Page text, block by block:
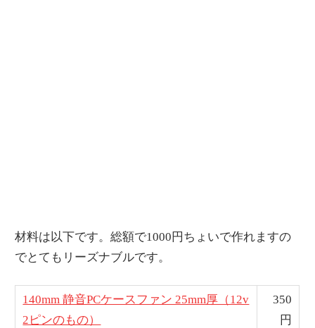
材料は以下です。総額で1000円ちょいで作れますの
でとてもリーズナブルです。
140mm 静音PCケースファン 25mm厚（12v
2ピンのもの）
350
円